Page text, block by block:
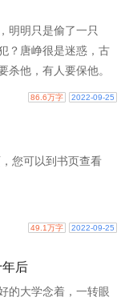
明明只是偷了一只
？唐峥很是迷惑，古
杀他，有人要保他。
民安乐，乱世人..
86.6万字 2022-09-25
您可以到书页查看
49.1万字 2022-09-25
后
的大学念着，一转眼